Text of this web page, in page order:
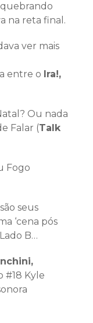
na reta final.
ver mais
entre o Ira!,
Ou nada
Falar (Talk
Fogo
seus
‘cena pós
B…
#18 Kyle